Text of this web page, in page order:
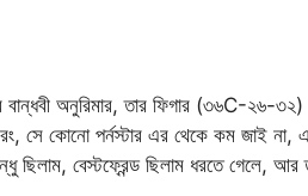
অনুরিমার, তার ফিগার (৩৬C-২৬-৩২)
সে কোনো পর্নস্টার এর থেকে কম জাই না,
বেস্টফ্রেন্ড ছিলাম ধরতে গেলে, আর